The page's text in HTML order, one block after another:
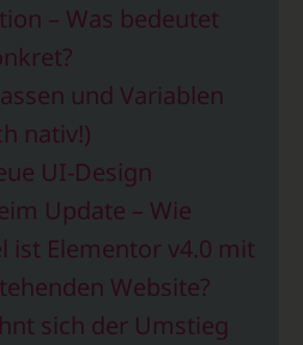
– Was bedeutet
und Variablen
nativ!)
UI-Design
Update – Wie
ist Elementor v4.0 mit
Website?
sich der Umstieg